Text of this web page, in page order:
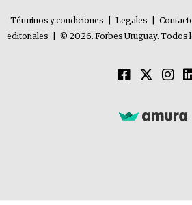
Términos y condiciones Legales
editoriales
© 2026. Forbes Uruguay. Todos